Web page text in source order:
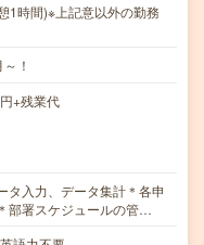
時間)※上記意以外の勤務
！
+残業代
タ入力、データ集計＊各申
部署スケジュールの管…